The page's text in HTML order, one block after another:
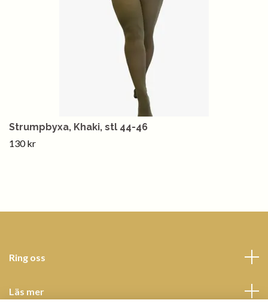
Strumpbyxa, Khaki, stl 44-46
130 kr
Ring oss
Läs mer